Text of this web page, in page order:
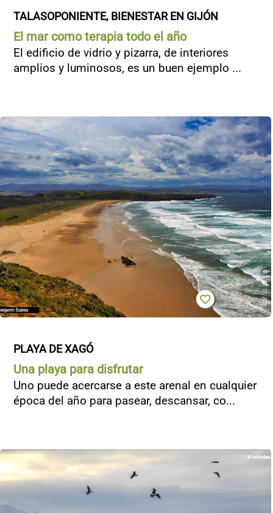
TALASOPONIENTE, BIENESTAR EN GIJÓN
El mar como terapia todo el año
El edificio de vidrio y pizarra, de interiores
amplios y luminosos, es un buen ejemplo ...
PLAYA DE XAGÓ
Una playa para disfrutar
Uno puede acercarse a este arenal en cualquier
época del año para pasear, descansar, co...